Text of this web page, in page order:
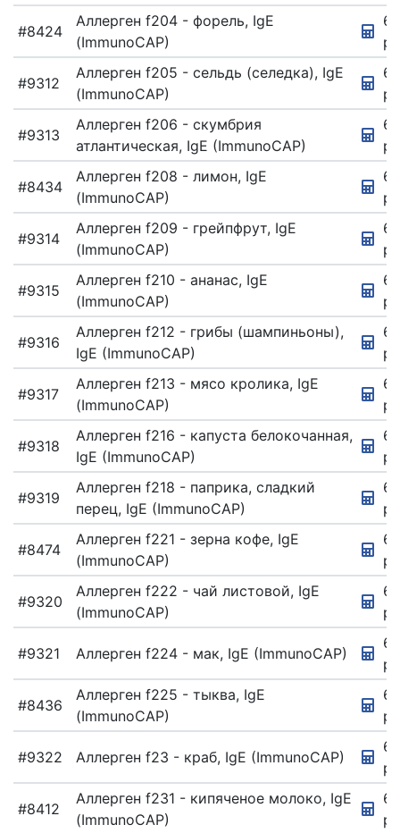
#8424
Аллерген f204 - форель, IgE
(ImmunoCAP)
#9312
Аллерген f205 - сельдь (селедка), IgE
(ImmunoCAP)
#9313
Аллерген f206 - скумбрия
атлантическая, IgE (ImmunoCAP)
#8434
Аллерген f208 - лимон, IgE
(ImmunoCAP)
#9314
Аллерген f209 - грейпфрут, IgE
(ImmunoCAP)
#9315
Аллерген f210 - ананас, IgE
(ImmunoCAP)
#9316
Аллерген f212 - грибы (шампиньоны),
IgE (ImmunoCAP)
#9317
Аллерген f213 - мясо кролика, IgE
(ImmunoCAP)
#9318
Аллерген f216 - капуста белокочанная,
IgE (ImmunoCAP)
#9319
Аллерген f218 - паприка, сладкий
перец, IgE (ImmunoCAP)
#8474
Аллерген f221 - зерна кофе, IgE
(ImmunoCAP)
#9320
Аллерген f222 - чай листовой, IgE
(ImmunoCAP)
#9321 Аллерген f224 - мак, IgE (ImmunoCAP)
#8436
Аллерген f225 - тыква, IgE
(ImmunoCAP)
#9322 Аллерген f23 - краб, IgE (ImmunoCAP)
#8412
Аллерген f231 - кипяченое молоко, IgE
(ImmunoCAP)